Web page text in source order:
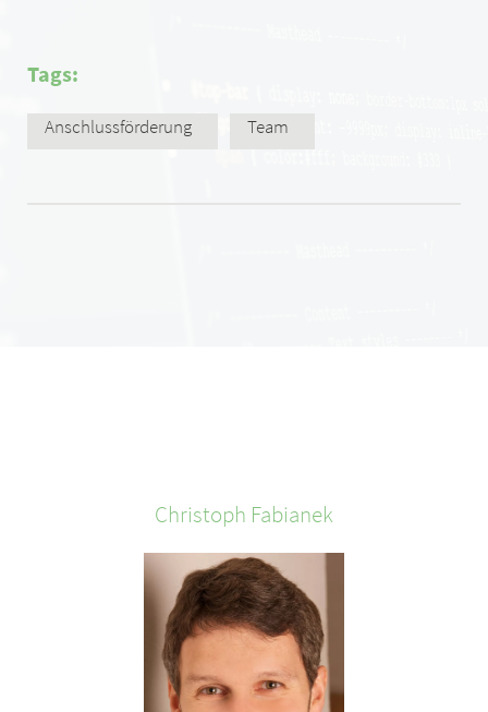
Tags:
Anschlussförderung Team
Christoph Fabianek